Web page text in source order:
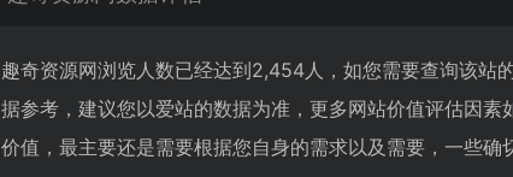
趣奇资源网浏览人数已经达到2,454人，如您需要查询该站
据参考，建议您以爱站的数据为准，更多网站价值评估因
价值，最主要还是需要根据您自身的需求以及需要，一些